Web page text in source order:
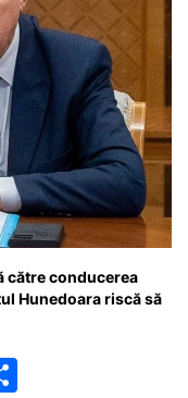
către conducerea
Hunedoara riscă să